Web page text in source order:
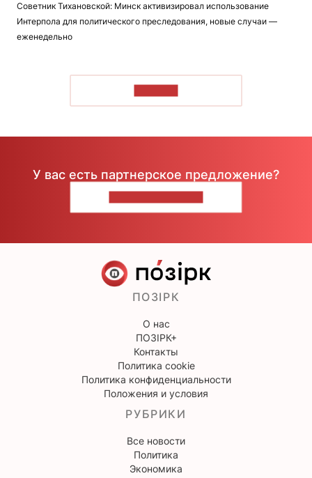
Советник Тихановской: Минск активизировал использование
Интерпола для политического преследования, новые случаи —
еженедельно
У вас есть партнерское предложение?
ПОЗІРК
О нас
ПОЗІРК+
Контакты
Политика cookie
Политика конфиденциальности
Положения и условия
РУБРИКИ
Все новости
Политика
Экономика